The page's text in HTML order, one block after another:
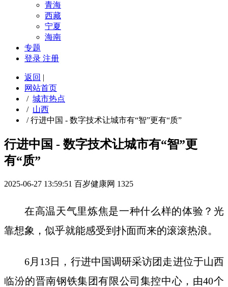
青海
西藏
宁夏
海南
专题
登录 注册
返回 |
网站首页
/ 城市热点
/ 山西
/行进中国 - 数字技术让城市有“智”更有“质”
行进中国 - 数字技术让城市有“智”更
有“质”
2025-06-27 13:59:51 百岁健康网 1325
在高温天气里炼焦是一种什么样的体验？光
靠想象，似乎就能感受到扑面而来的滚滚热浪。
6月13日，行进中国调研采访团走进位于山西
临汾的晋南钢铁集团有限公司集控中心，由40个